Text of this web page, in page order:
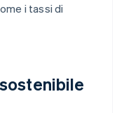
i tassi di